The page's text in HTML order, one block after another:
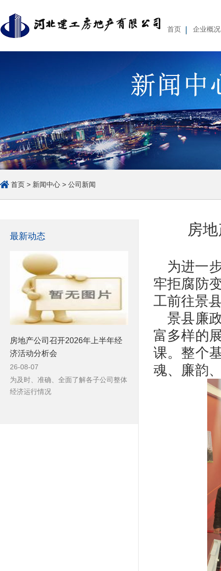
首页
企业概况
企业基本情况
首页 > 新闻中心 > 公司新闻
最新动态
房地产公司召开2026年上半年经
济活动分析会
26-08-07
为及时、准确、全面了解各子公司整体
经济运行情况
房
为进一
牢拒腐防
工前往景
景县廉
富多样的
课。整个
魂、廉韵